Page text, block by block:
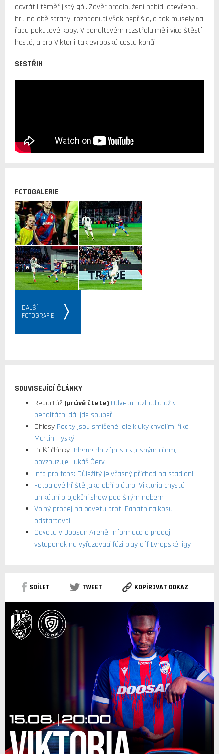
odvrátil téměř jistý gól. Závěr prodloužení nabídl otevřenou
hru na obě strany, rozhodnutí však nepřišlo, a tak musely na
řadu pokutové kopy. V penaltovém rozstřelu měli více štěstí
hosté, a pro Viktorii tak evropská cesta končí.
SESTŘIH
FOTOGALERIE
DALŠÍ
FOTOGRAFIE
SOUVISEJÍCÍ ČLÁNKY
Reportáž (právě čtete) Odveta rozhodla až v
penaltách, dál jde soupeř
Ohlasy Pocity jsou smíšené, ale kluky chválím, říká
Martin Hyský
Další článkyJdeme do zápasu s jasným cílem,
povzbuzuje Lukáš Červ
Info pro fans: Důležitý je včasný příchod na stadion!
Fotbalové hřiště jako obří plátno. Viktoria chystá
unikátní projekční show pod širým nebem
Volný prodej na odvetu proti Panathinaikosu
odstartoval
Odveta v Doosan Areně. Informace o prodeji
vstupenek na vyřazovací fázi play off Evropské ligy
SDÍLET TWEET KOPÍROVAT ODKAZ